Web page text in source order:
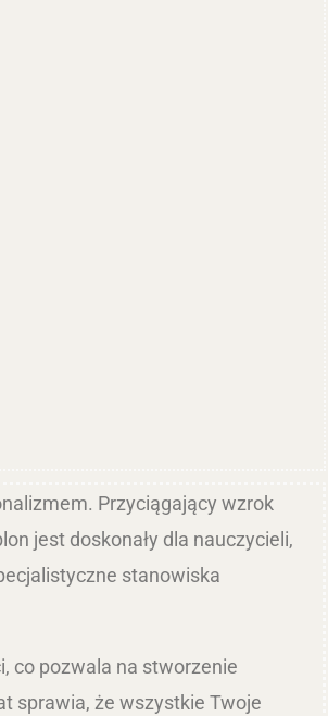
Przyciągający wzrok
jest doskonały dla nauczycieli,
stanowiska
co pozwala na stworzenie
sprawia, że wszystkie Twoje